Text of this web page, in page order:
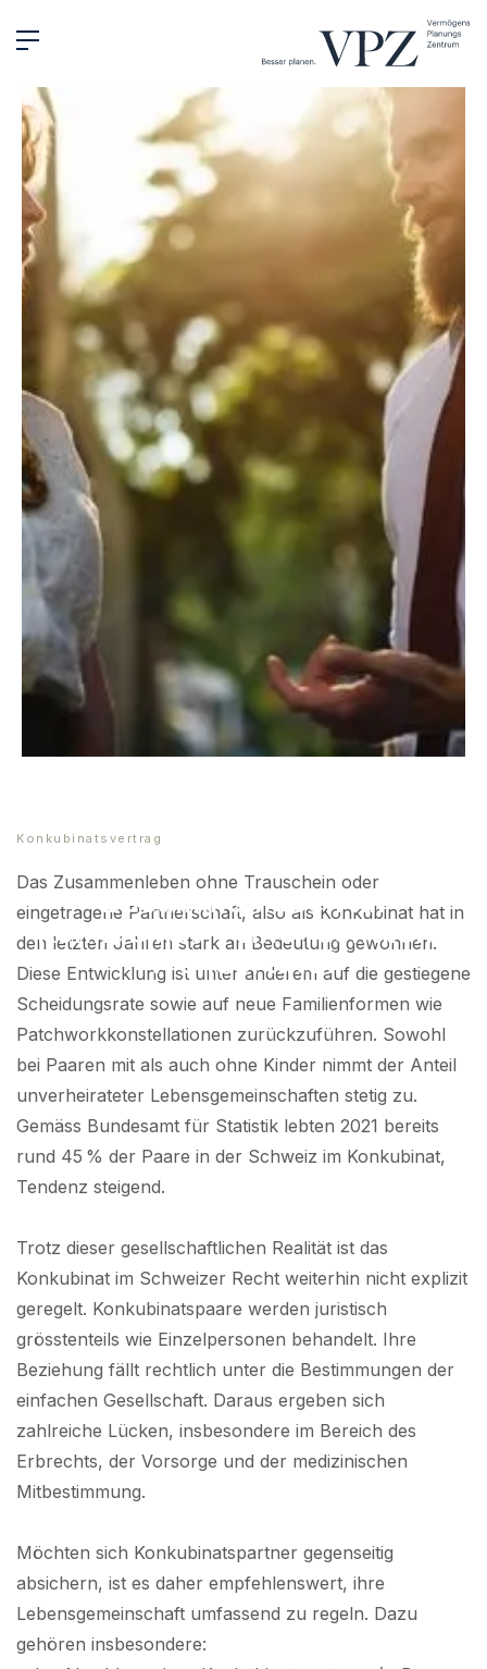
Zusammenleben im
Konkubinat – eine rechtliche
Wundertüte?
Konkubinatsvertrag
Das Zusammenleben ohne Trauschein oder
eingetragene Partnerschaft, also als Konkubinat hat in
den letzten Jahren stark an Bedeutung gewonnen.
Diese Entwicklung ist unter anderem auf die gestiegene
Scheidungsrate sowie auf neue Familienformen wie
Patchworkkonstellationen zurückzuführen. Sowohl
bei Paaren mit als auch ohne Kinder nimmt der Anteil
unverheirateter Lebensgemeinschaften stetig zu.
Gemäss Bundesamt für Statistik lebten 2021 bereits
rund 45 % der Paare in der Schweiz im Konkubinat,
Tendenz steigend.
Trotz dieser gesellschaftlichen Realität ist das
Konkubinat im Schweizer Recht weiterhin nicht explizit
geregelt. Konkubinatspaare werden juristisch
grösstenteils wie Einzelpersonen behandelt. Ihre
Beziehung fällt rechtlich unter die Bestimmungen der
einfachen Gesellschaft. Daraus ergeben sich
zahlreiche Lücken, insbesondere im Bereich des
Erbrechts, der Vorsorge und der medizinischen
Mitbestimmung.
Möchten sich Konkubinatspartner gegenseitig
absichern, ist es daher empfehlenswert, ihre
Lebensgemeinschaft umfassend zu regeln. Dazu
gehören insbesondere: